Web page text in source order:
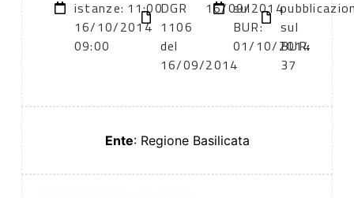
istanze:
16/10/2014
09:00
11:00DGR
1106
del
16/09/2014
16/09/2014
sul
BUR:
01/10/2014
sul
BUR:
37
Ente: Regione Basilicata